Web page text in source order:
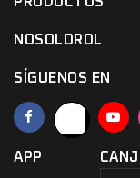
NOSOLOROL
SÍGUENOS EN
APP